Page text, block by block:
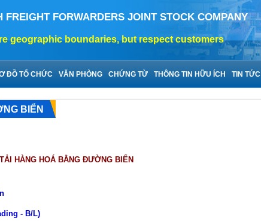
FREIGHT FORWARDERS JOINT STOCK COMPANY
boundaries, but respect customers
ĐỒ TỔ CHỨC VĂN PHÒNG CHỨNG TỪ THÔNG TIN HỮU ÍCH TIN TỨC
BIỂN
HÀNG HOÁ BẰNG ĐƯỜNG BIỂN
- B/L)